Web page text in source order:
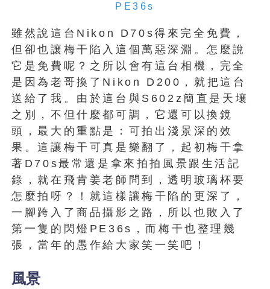
PE36s
雖然說這台Nikon D70s得來完全免費，
但卻也讓梅干陷入這個萬惡深淵。怎麼說
它是免費呢？之所以會有這台相機，完全
是因為老哥換了Nikon D200，就把這台
送給了我。由於這台與S602z簡直是天壤
之別，不但什麼都可調，它還可以換鏡
頭，最大的重點是：可拍出淺景深的效
果。這讓梅干可真是樂翻了，起初梅干拿
著D70s最常還是拿來拍拍風景跟生活記
錄，就在飛肯姜老師問到，透明玻璃杯要
怎麼拍呀？！就這樣讓梅干陷的更深了，
一腳跨入了商品攝影之路，所以也敗入了
第一隻的閃燈PE36s，而梅干也整理幾
張，當年的愚作給大家笑一笑吧！
風景